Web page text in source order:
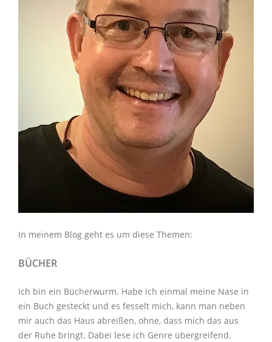
In meinem Blog geht es um diese Themen:
BÜCHER
Ich bin ein Bücherwurm. Habe ich einmal meine Nase in
ein Buch gesteckt und es fesselt mich, kann man neben
mir auch das Haus abreißen, ohne, dass mich das aus
der Ruhe bringt. Dabei lese ich Genre übergreifend.